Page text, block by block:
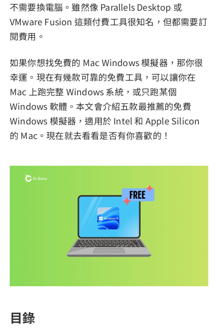
不需要換電腦。雖然像 Parallels Desktop 或
VMware Fusion 這類付費工具很知名，但都需要訂
閱費用。
如果你想找免費的 Mac Windows 模擬器，那你很
幸運。現在有幾款可靠的免費工具，可以讓你在
Mac 上跑完整 Windows 系統，或只跑某個
Windows 軟體。本文會介紹五款最推薦的免費
Windows 模擬器，適用於 Intel 和 Apple Silicon
的 Mac。現在就去看看是否有你喜歡的！
目錄